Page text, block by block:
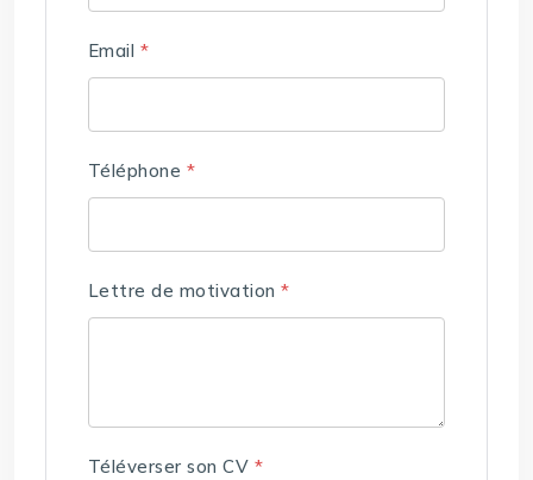
Email *
Téléphone *
Lettre de motivation*
Téléverser son CV *